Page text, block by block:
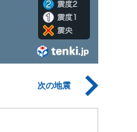
次の地震